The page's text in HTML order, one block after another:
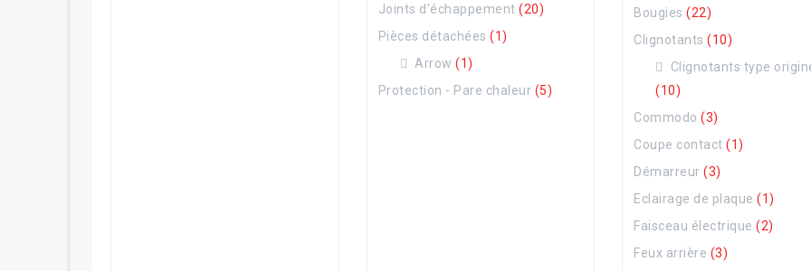
Joints d'échappement (20)
Pièces détachées (1)
Arrow (1)
Protection - Pare chaleur (5)
Bougies (22)
Clignotants (10)
Clignotants type
(10)
Commodo (3)
Coupe contact (1)
Démarreur (3)
Eclairage de plaque (1)
Faisceau électrique (2)
Feux arrière (3)